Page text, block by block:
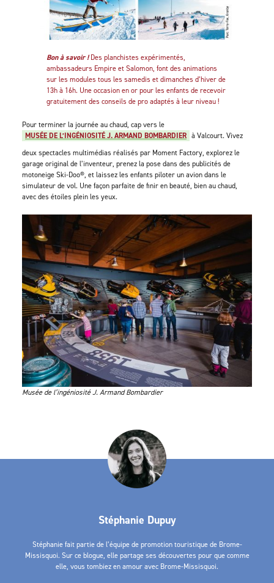
Bon à savoir !Des planchistes expérimentés,
ambassadeurs Empire et Salomon, font des animations
sur les modules tous les samedis et dimanches d’hiver de
13h à 16h. Une occasion en or pour les enfants de recevoir
gratuitement des conseils de pro adaptés à leur niveau !
Pour terminer la journée au chaud, cap vers le
MUSÉE DE L’INGÉNIOSITÉ J. ARMAND BOMBARDIER à Valcourt. Vivez
deux spectacles multimédias réalisés par Moment Factory, explorez le
garage original de l’inventeur, prenez la pose dans des publicités de
motoneige Ski-Doo®, et laissez les enfants piloter un avion dans le
simulateur de vol. Une façon parfaite de finir en beauté, bien au chaud,
avec des étoiles plein les yeux.
Musée de l’ingéniosité J. Armand Bombardier
Stéphanie Dupuy
Stéphanie fait partie de l’équipe de promotion touristique de Brome-
Missisquoi. Sur ce blogue, elle partage ses découvertes pour que comme
elle, vous tombiez en amour avec Brome-Missisquoi.